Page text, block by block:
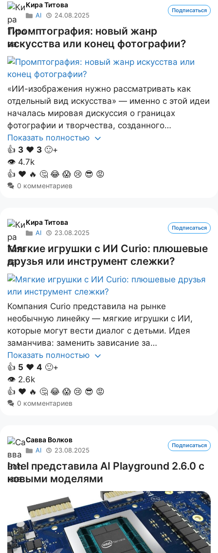
Кира Титова
AI 24.08.2025
Подписаться
Промптография: новый жанр
искусства или конец фотографии?
«ИИ-изображения нужно рассматривать как
отдельный вид искусства» — именно с этой идеи
началась мировая дискуссия о границах
фотографии и творчества, созданного…
Показать полностью
👍 3 ❤️ 3 🙂+
👁 4.7k
👍 ❤️ 🔥 🤔 😂 😱 😢 😎 😡
0 комментариев
Кира Титова
AI 23.08.2025
Подписаться
Мягкие игрушки с ИИ Curio: плюшевые
друзья или инструмент слежки?
Компания Curio представила на рынке
необычную линейку — мягкие игрушки с ИИ,
которые могут вести диалог с детьми. Идея
заманчива: заменить зависание за…
Показать полностью
👍 5 ❤️ 4 🙂+
👁 2.6k
👍 ❤️ 🔥 🤔 😂 😱 😢 😎 😡
0 комментариев
Савва Волков
AI 23.08.2025
Подписаться
Intel представила AI Playground 2.6.0 с
новыми моделями